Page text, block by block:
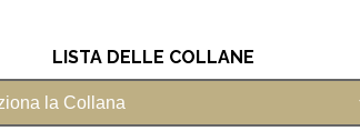
LISTA DELLE COLLANE